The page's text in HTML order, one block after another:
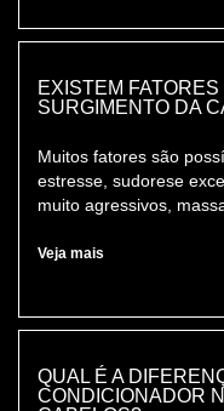
EXISTEM
SURGIMENTO DA
Muitos fatores são
estresse, sudorese
muito agressivos,
Veja mais
QUAL É A
CONDICIONADOR